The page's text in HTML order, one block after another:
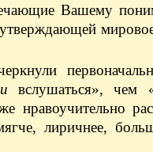
Вашему
вслушаться»,
нравоучительно
лиричнее,